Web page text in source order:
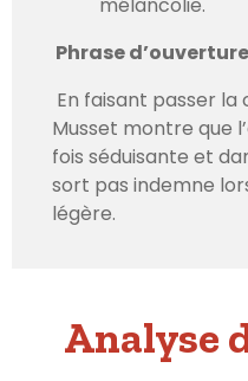
mélancolie.
Phrase d’ouverture
En faisant passer la
Musset montre que
fois séduisante et
sort pas indemne
légère.
Analyse